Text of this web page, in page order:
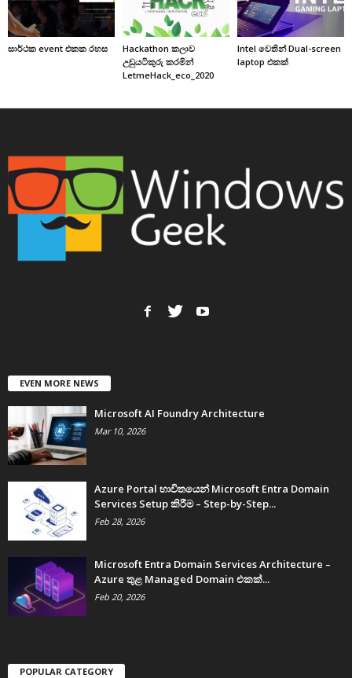
සාර්ථක event එකක රහස
Hackathon කලාව
උඩුයටිකුරු කරමින්
LetmeHack_eco_2020
Intel වෙතින් Dual-screen
laptop එකක්
EVEN MORE NEWS
Microsoft AI Foundry Architecture
Mar 10, 2026
Azure Portal භාවිතයෙන් Microsoft Entra Domain
Services Setup කිරීම – Step-by-Step...
Feb 28, 2026
Microsoft Entra Domain Services Architecture –
Azure තුළ Managed Domain එකක්...
Feb 20, 2026
POPULAR CATEGORY